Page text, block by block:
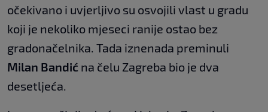
očekivano i uvjerljivo su osvojili vlast u gradu
koji je nekoliko mjeseci ranije ostao bez
gradonačelnika. Tada iznenada preminuli
Milan Bandić na čelu Zagreba bio je dva
desetljeća.